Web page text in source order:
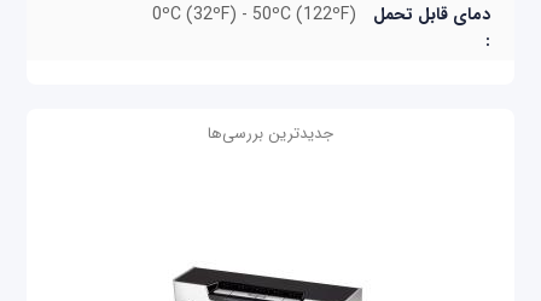
دمای قابل تحمل
:
0ºC (32ºF) - 50ºC (122ºF)
جدیدترین بررسی‌ها